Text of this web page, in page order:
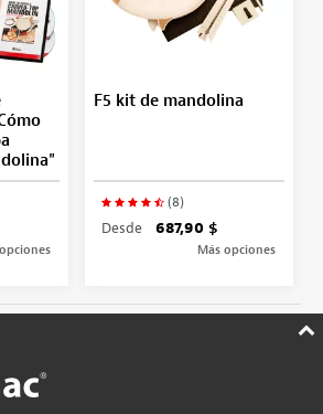
F5 kit de mandolina
(8)
Desde 687,90 $
Más opciones